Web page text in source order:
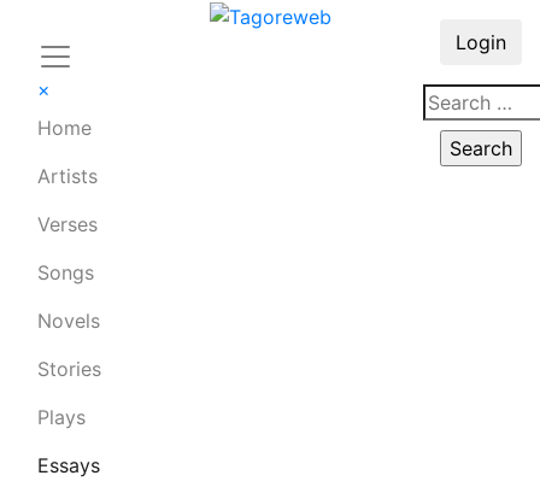
×
Home
Artists
Verses
Songs
Novels
Stories
Plays
Essays
Login